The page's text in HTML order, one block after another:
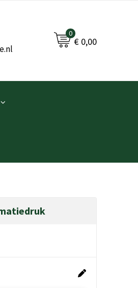
0
€ 0,00